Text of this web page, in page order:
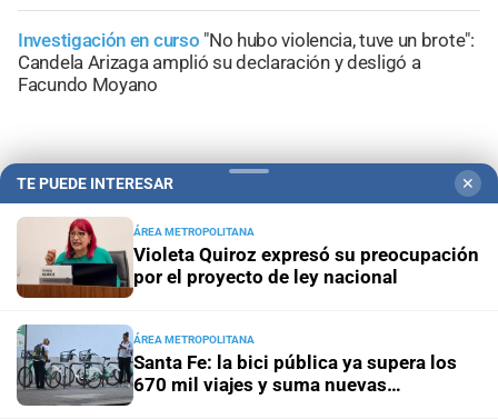
Investigación en curso "No hubo violencia, tuve un brote":
Candela Arizaga amplió su declaración y desligó a
Facundo Moyano
+Información General
TE PUEDE INTERESAR ✕
ÁREA METROPOLITANA
Violeta Quiroz expresó su preocupación
por el proyecto de ley nacional
ÁREA METROPOLITANA
Santa Fe: la bici pública ya supera los
670 mil viajes y suma nuevas